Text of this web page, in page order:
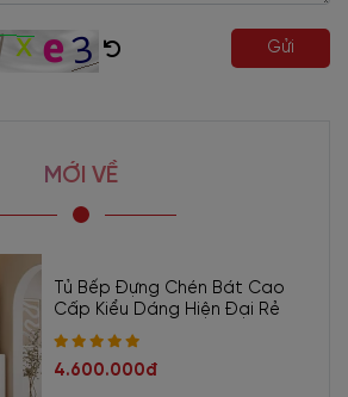
Gửi
MỚI VỀ
Tủ Bếp Đựng Chén Bát Cao
Cấp Kiểu Dáng Hiện Đại Rẻ
4.600.000đ